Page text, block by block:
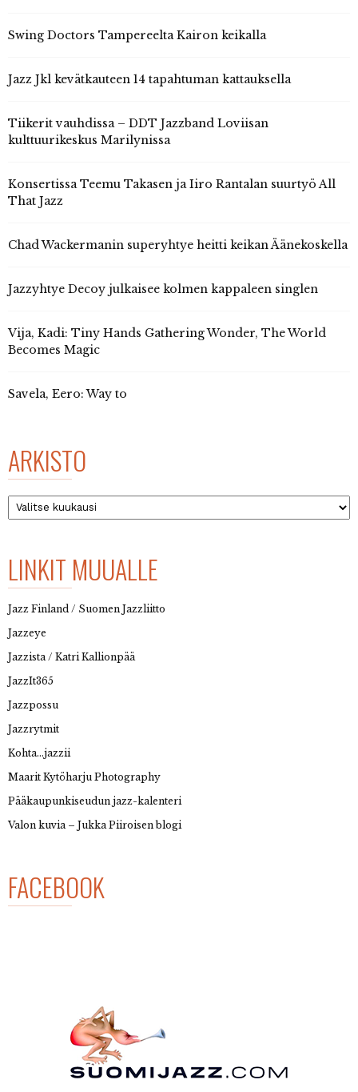
Swing Doctors Tampereelta Kairon keikalla
Jazz Jkl kevätkauteen 14 tapahtuman kattauksella
Tiikerit vauhdissa – DDT Jazzband Loviisan
kulttuurikeskus Marilynissa
Konsertissa Teemu Takasen ja Iiro Rantalan suurtyö All
That Jazz
Chad Wackermanin superyhtye heitti keikan Äänekoskella
Jazzyhtye Decoy julkaisee kolmen kappaleen singlen
Vija, Kadi: Tiny Hands Gathering Wonder, The World
Becomes Magic
Savela, Eero: Way to
ARKISTO
Arkisto
LINKIT MUUALLE
Jazz Finland / Suomen Jazzliitto
Jazzeye
Jazzista / Katri Kallionpää
JazzIt365
Jazzpossu
Jazzrytmit
Kohta…jazzii
Maarit Kytöharju Photography
Pääkaupunkiseudun jazz-kalenteri
Valon kuvia – Jukka Piiroisen blogi
FACEBOOK